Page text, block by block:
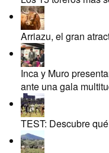
Paco March,
Arriazu, el gran
Inca y Muro
ante una gala
TEST: Descubre